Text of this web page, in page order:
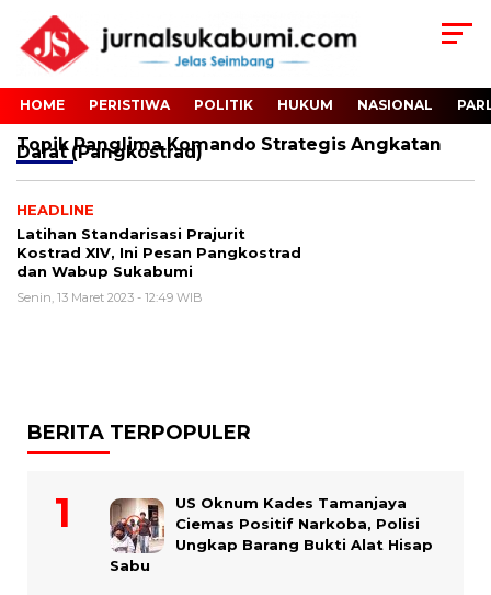
HOME PERISTIWA POLITIK HUKUM NASIONAL
TopikPanglima Komando Strategis Angkatan
Darat (Pangkostrad)
HEADLINE
Latihan Standarisasi Prajurit
Kostrad XIV, Ini Pesan Pangkostrad
dan Wabup Sukabumi
Senin, 13 Maret 2023 - 12:49 WIB
BERITA TERPOPULER
US Oknum Kades Tamanjaya
Ciemas Positif Narkoba, Polisi
Ungkap Barang Bukti Alat Hisap
Sabu